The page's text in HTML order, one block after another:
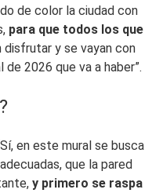
de color la ciudad con
para que todos los que
disfrutar y se vayan con
de 2026 que va a haber”.
en este mural se busca
que la pared
y primero se raspa